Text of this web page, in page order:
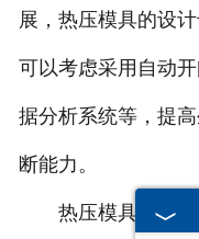
展，热压模具的设
可以考虑采用自动
据分析系统等，提
断能力。
热压模具的设计